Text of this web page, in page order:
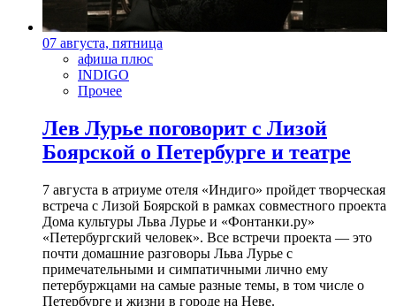
07 августа, пятница
афиша плюс
INDIGO
Прочее
Лев Лурье поговорит с Лизой
Боярской о Петербурге и театре
7 августа в атриуме отеля «Индиго» пройдет творческая
встреча с Лизой Боярской в рамках совместного проекта
Дома культуры Льва Лурье и «Фонтанки.ру»
«Петербургский человек». Все встречи проекта — это
почти домашние разговоры Льва Лурье с
примечательными и симпатичными лично ему
петербуржцами на самые разные темы, в том числе о
Петербурге и жизни в городе на Неве.